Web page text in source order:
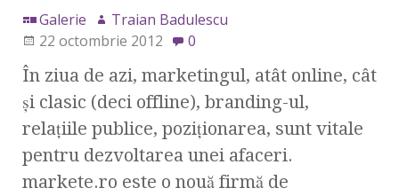
Galerie
Traian Badulescu
22 octombrie 2012
0
În ziua de azi, marketingul, atât online, cât
şi clasic (deci offline), branding-ul,
relaţiile publice, poziţionarea, sunt vitale
pentru dezvoltarea unei afaceri.
markete.ro este o nouă firmă de